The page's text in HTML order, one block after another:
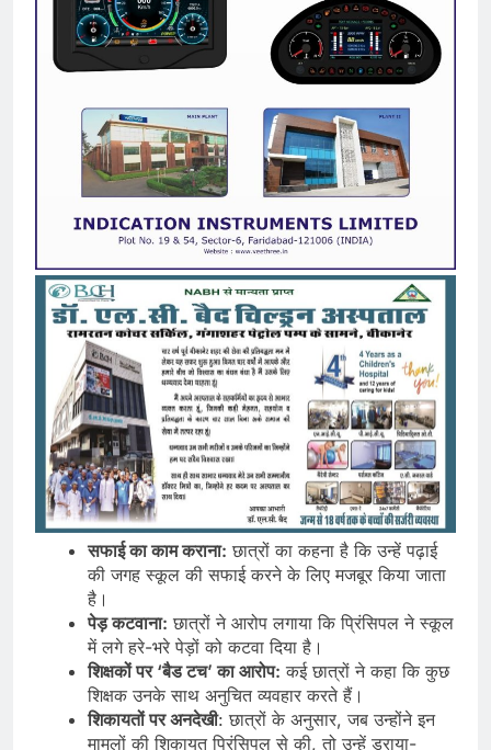
सफाई का काम कराना: छात्रों का कहना है कि उन्हें पढ़ाई
की जगह स्कूल की सफाई करने के लिए मजबूर किया जाता
है।
पेड़ कटवाना: छात्रों ने आरोप लगाया कि प्रिंसिपल ने स्कूल
में लगे हरे-भरे पेड़ों को कटवा दिया है।
शिक्षकों पर ‘बैड टच’ का आरोप: कई छात्रों ने कहा कि कुछ
शिक्षक उनके साथ अनुचित व्यवहार करते हैं।
शिकायतों पर अनदेखी: छात्रों के अनुसार, जब उन्होंने इन
मामलों की शिकायत प्रिंसिपल से की, तो उन्हें डराया-